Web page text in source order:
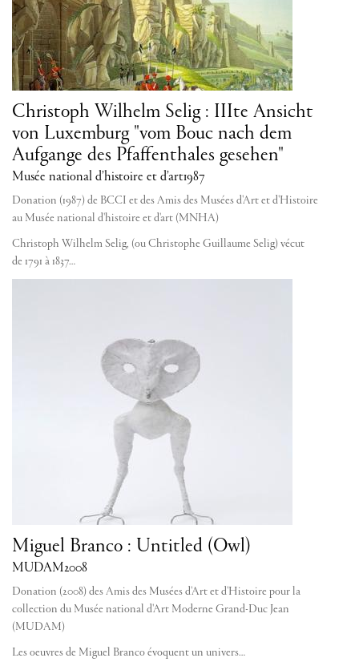
Christoph Wilhelm Selig : IIIte Ansicht
von Luxemburg "vom Bouc nach dem
Aufgange des Pfaffenthales gesehen"
Musée national d’histoire et d’art1987
Donation (1987) de BCCI et des Amis des Musées d'Art et d'Histoire
au Musée national d'histoire et d'art (MNHA)
Christoph Wilhelm Selig, (ou Christophe Guillaume Selig) vécut
de 1791 à 1837…
Miguel Branco : Untitled (Owl)
MUDAM2008
Donation (2008) des Amis des Musées d'Art et d'Histoire pour la
collection du Musée national d'Art Moderne Grand-Duc Jean
(MUDAM)
Les oeuvres de Miguel Branco évoquent un univers…